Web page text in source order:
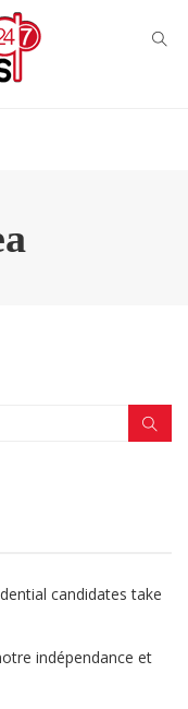
candidates take
indépendance et